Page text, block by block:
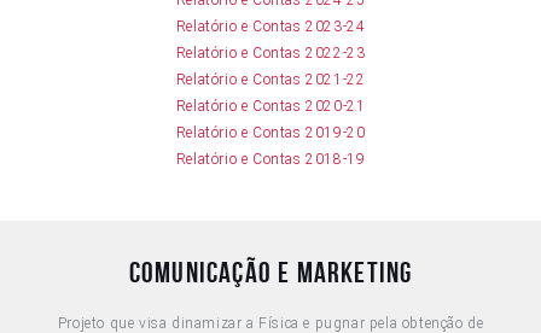
Relatório e Contas 2023-24
Relatório e Contas 2022-23
Relatório e Contas 2021-22
Relatório e Contas 2020-21
Relatório e Contas 2019-20
Relatório e Contas 2018-19
Comunicação e Marketing
Projeto que visa dinamizar a Física e pugnar pela obtenção de